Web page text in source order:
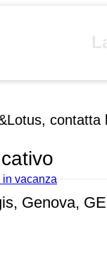
vacanza
contatta
Genova,